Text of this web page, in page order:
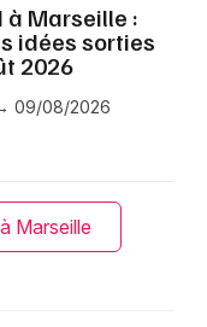
à Marseille :
idées sorties
2026
09/08/2026
Marseille